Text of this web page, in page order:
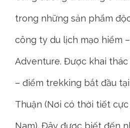
trong những sản phẩm
công ty du lịch mạo hiểm
Adventure. Được khai thác
– điểm trekking bắt đầu
Thuận (Nơi có thời tiết
Nam). Đây được biết đến